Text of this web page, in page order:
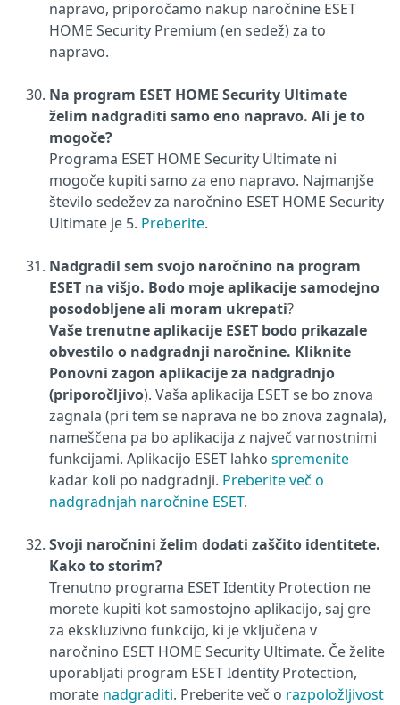
napravo, priporočamo nakup naročnine ESET
HOME Security Premium (en sedež) za to
napravo.
Na program ESET HOME Security Ultimate
želim nadgraditi samo eno napravo. Ali je to
mogoče?
Programa ESET HOME Security Ultimate ni
mogoče kupiti samo za eno napravo. Najmanjše
število sedežev za naročnino ESET HOME Security
Ultimate je 5. Preberite.
Nadgradil sem svojo naročnino na program
ESET na višjo. Bodo moje aplikacije samodejno
posodobljene ali moram ukrepati?
Vaše trenutne aplikacije ESET bodo prikazale
obvestilo o nadgradnji naročnine. Kliknite
Ponovni zagon aplikacije za nadgradnjo
(priporočljivo). Vaša aplikacija ESET se bo znova
zagnala (pri tem se naprava ne bo znova zagnala),
nameščena pa bo aplikacija z največ varnostnimi
funkcijami. Aplikacijo ESET lahko spremenite
kadar koli po nadgradnji. Preberite več o
nadgradnjah naročnine ESET.
Svoji naročnini želim dodati zaščito identitete.
Kako to storim?
Trenutno programa ESET Identity Protection ne
morete kupiti kot samostojno aplikacijo, saj gre
za ekskluzivno funkcijo, ki je vključena v
naročnino ESET HOME Security Ultimate. Če želite
uporabljati program ESET Identity Protection,
morate nadgraditi. Preberite več o razpoložljivost